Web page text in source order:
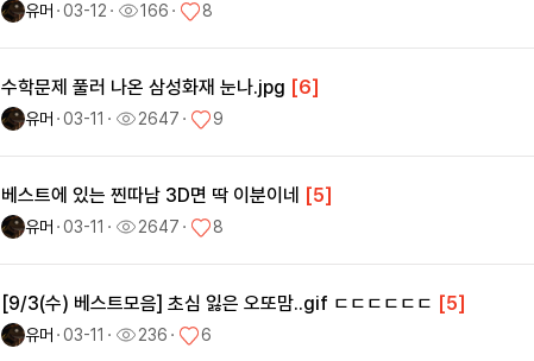
유머 ㆍ03-12ㆍ 166ㆍ 8
수학문제 풀러 나온 삼성화재 눈나.jpg [6]
유머 ㆍ03-11 ㆍ 2647ㆍ 9
베스트에 있는 찐따남 3D면 딱 이분이네 [5]
유머 ㆍ03-11 ㆍ 2647ㆍ 8
[9/3(수) 베스트모음] 초심 잃은 오또맘..gif ㄷㄷㄷㄷㄷㄷ [5]
유머 ㆍ03-11 ㆍ 236ㆍ 6